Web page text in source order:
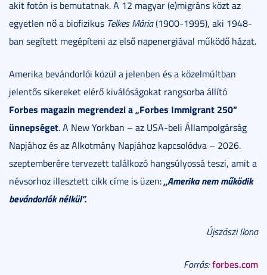
akit fotón is bemutatnak. A 12 magyar (e)migráns közt az
egyetlen nő a biofizikus Telkes Mária(1900-1995), aki 1948-
ban segített megépíteni az első napenergiával működő házat.
Amerika bevándorlói közül a jelenben és a közelmúltban
jelentős sikereket elérő kiválóságokat rangsorba állító
Forbes magazin megrendezi a „Forbes Immigrant 250”
ünnepséget. A New Yorkban – az USA-beli Állampolgárság
Napjához és az Alkotmány Napjához kapcsolódva – 2026.
szeptemberére tervezett találkozó hangsúlyossá teszi, amit a
névsorhoz illesztett cikk címe is üzen:„Amerika nem működik
bevándorlók nélkül”.
Újszászi Ilona
Forrás:forbes.com